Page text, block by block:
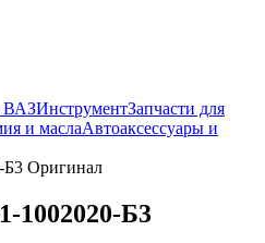
ВАЗИнструментЗапчасти для
и маслаАвтоаксессуары и
Б3 Оригинал
1002020-Б3